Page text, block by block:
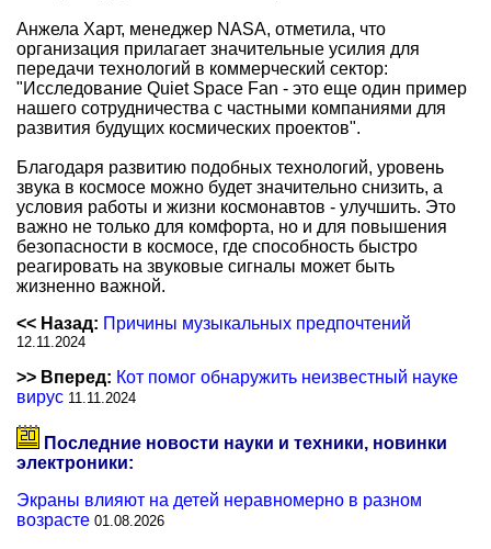
Анжела Харт, менеджер NASA, отметила, что
организация прилагает значительные усилия для
передачи технологий в коммерческий сектор:
"Исследование Quiet Space Fan - это еще один пример
нашего сотрудничества с частными компаниями для
развития будущих космических проектов".
Благодаря развитию подобных технологий, уровень
звука в космосе можно будет значительно снизить, а
условия работы и жизни космонавтов - улучшить. Это
важно не только для комфорта, но и для повышения
безопасности в космосе, где способность быстро
реагировать на звуковые сигналы может быть
жизненно важной.
<< Назад: Причины музыкальных предпочтений
12.11.2024
>> Вперед: Кот помог обнаружить неизвестный науке
вирус 11.11.2024
Последние новости науки и техники, новинки
электроники:
Экраны влияют на детей неравномерно в разном
возрасте 01.08.2026